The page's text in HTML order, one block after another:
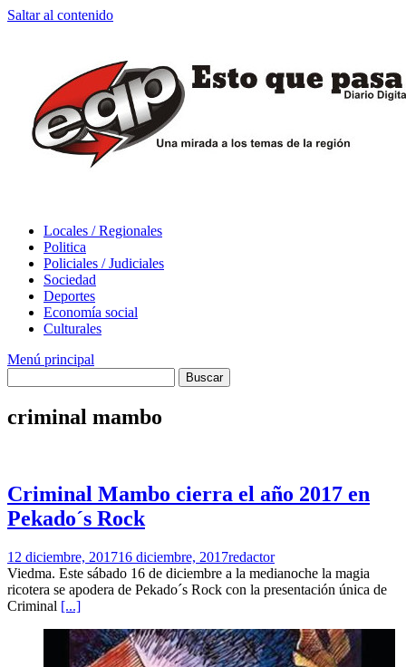
Saltar al contenido
Locales / Regionales
Politica
Policiales / Judiciales
Sociedad
Deportes
Economía social
Culturales
Menú principal
criminal mambo
Criminal Mambo cierra el año 2017 en
Pekado´s Rock
12 diciembre, 201716 diciembre, 2017redactor
Viedma. Este sábado 16 de diciembre a la medianoche la magia
ricotera se apodera de Pekado´s Rock con la presentación única de
Criminal [...]